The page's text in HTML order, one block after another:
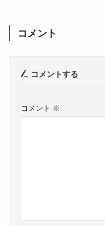
コメント
コメントする
コメント ※